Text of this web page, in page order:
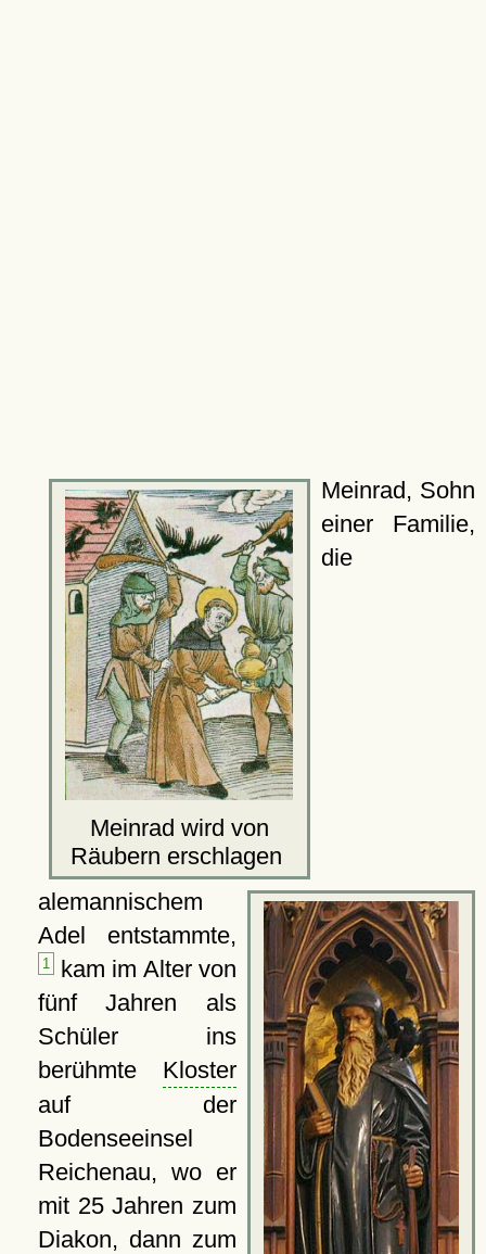
Meinrad wird von
Räubern erschlagen
Meinrad, Sohn
einer Familie,
die
alemannischem
Adel entstammte,
1 kam im Alter von
fünf Jahren als
Schüler ins
berühmte Kloster
auf der
Bodenseeinsel
Reichenau, wo er
mit 25 Jahren zum
Diakon, dann zum